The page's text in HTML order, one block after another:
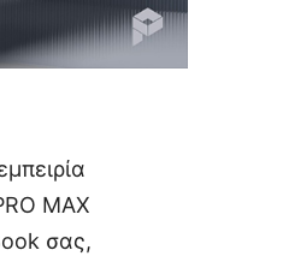
MAX
σας,